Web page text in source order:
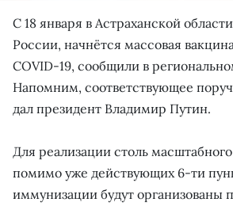
С 18 января в Астраханской
России, начнётся массовая
COVID-19, сообщили в
Напомним, соответствующее
дал президент Владимир Путин.
Для реализации столь
помимо уже действующих 6-ти
иммунизации будут организованы